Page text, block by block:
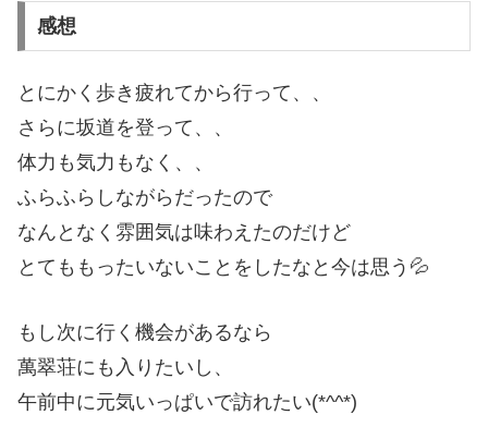
感想
とにかく歩き疲れてから行って、、
さらに坂道を登って、、
体力も気力もなく、、
ふらふらしながらだったので
なんとなく雰囲気は味わえたのだけど
とてももったいないことをしたなと今は思う💦
もし次に行く機会があるなら
萬翠荘にも入りたいし、
午前中に元気いっぱいで訪れたい(*^^*)